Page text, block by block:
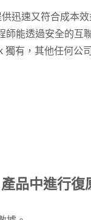
迅速又符合成本
師能透過安全的互
獨有，其他任何公
品中進行復